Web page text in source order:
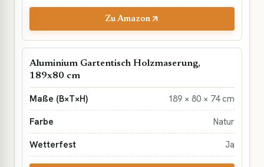
Zu Amazon
Aluminium Gartentisch Holzmaserung,
189x80 cm
189 × 80 × 74 cm
Natur
Ja